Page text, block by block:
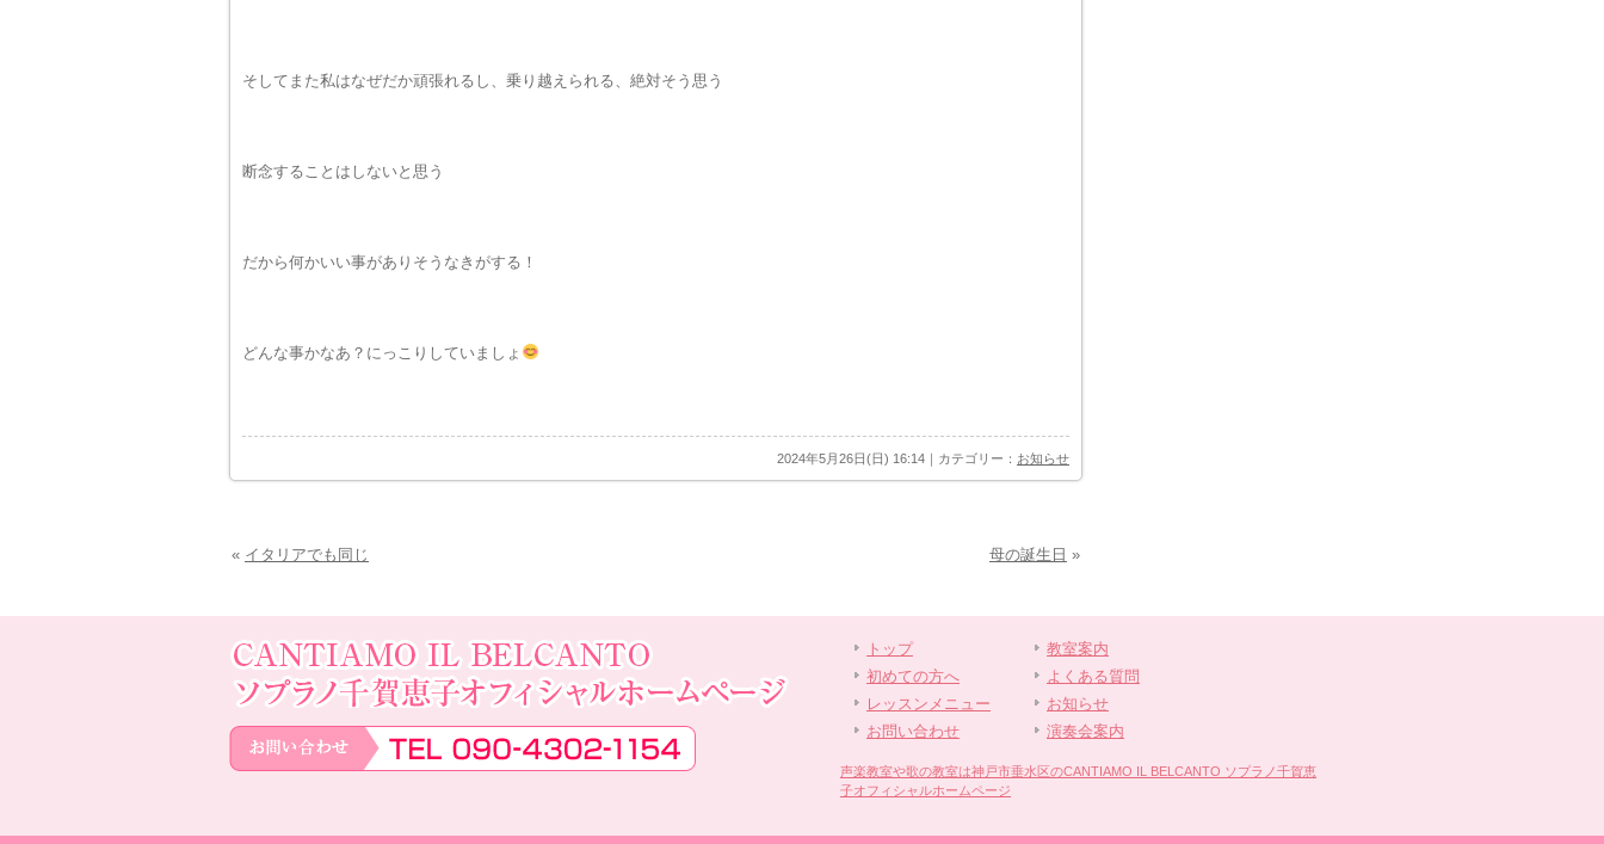
そしてまた私はなぜだか頑張れるし、乗り越えられる、絶対そう思う
断念することはしないと思う
だから何かいい事がありそうなきがする！
どんな事かなあ？にっこりしていましょ
2024年5月26日(日) 16:14｜カテゴリー： お知らせ
« イタリアでも同じ 母の誕生日 »
トップ
初めての方へ
レッスンメニュー
お問い合わせ
教室案内
よくある質問
お知らせ
演奏会案内
声楽教室や歌の教室は神戸市垂水区のCANTIAMO IL BELCANTO ソプラノ千賀恵
子オフィシャルホームページ